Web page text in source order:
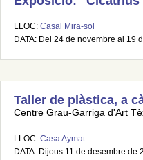
LLOC: Casal Mira-sol
DATA: Del 24 de novembre al 19
Taller de plàstica, a
Centre Grau-Garriga d'Art
LLOC: Casa Aymat
DATA: Dijous 11 de desembre de